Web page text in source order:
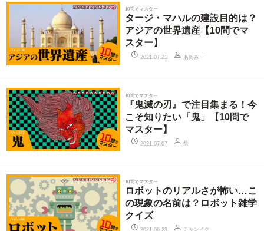
10問でマスター
タージ・マハルの建設目的は？
アジアの世界遺産【10問でマ
スター】
2021.07.21 あめみー
10問でマスター
『鬼滅の刃』で注目集まる！今
こそ知りたい「鬼」【10問で
マスター】
2021.07.07 栞
10問でマスター
ロボットのリアルさが怖い…こ
の現象の名前は？ロボット雑学
クイズ
2021.06.23 チャンイケ